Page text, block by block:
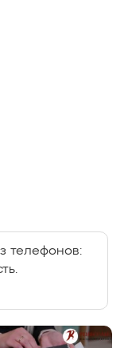
телефонов: